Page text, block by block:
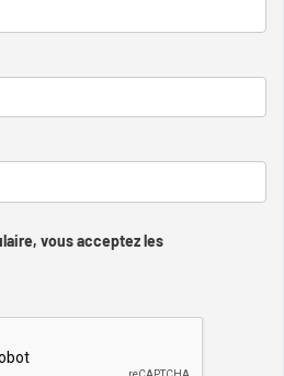
vous acceptez les